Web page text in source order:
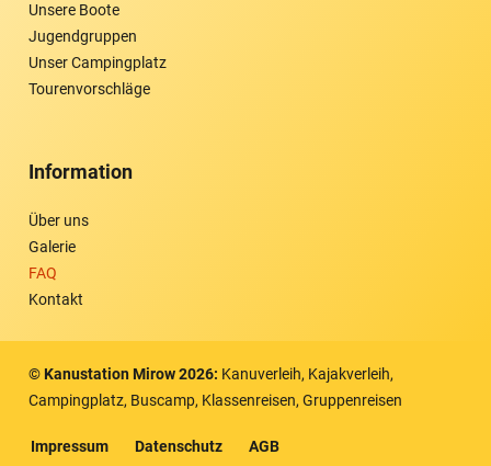
Unsere Boote
Jugendgruppen
Unser Campingplatz
Tourenvorschläge
Information
Über uns
Galerie
FAQ
Kontakt
© Kanustation Mirow2026: Kanuverleih, Kajakverleih,
Campingplatz, Buscamp, Klassenreisen, Gruppenreisen
Impressum Datenschutz AGB